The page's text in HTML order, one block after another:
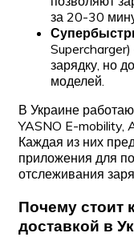
за 20-30
зарядку, но
моделей.
В Украине
YASNO E-mobility,
Каждая из них
приложения для
отслеживания
Почему стоит
доставкой в